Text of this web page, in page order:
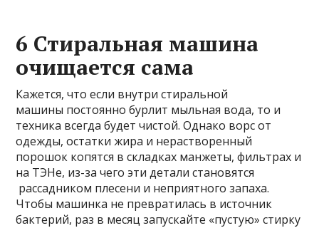
6 Стиральная машина
очищается сама
Кажется, что если внутри стиральной
машины постоянно бурлит мыльная вода, то и
техника всегда будет чистой. Однако ворс от
одежды, остатки жира и нерастворенный
порошок копятся в складках манжеты, фильтрах и
на ТЭНе, из-за чего эти детали становятся
рассадником плесени и неприятного запаха.
Чтобы машинка не превратилась в источник
бактерий, раз в месяц запускайте «пустую» стирку